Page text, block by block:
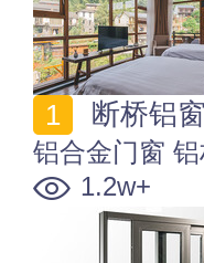
断桥铝
铝合金门窗
1.2w+